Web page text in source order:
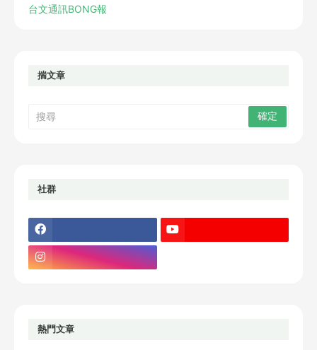
台文通訊BONG報
揣文章
社群
熱門文章